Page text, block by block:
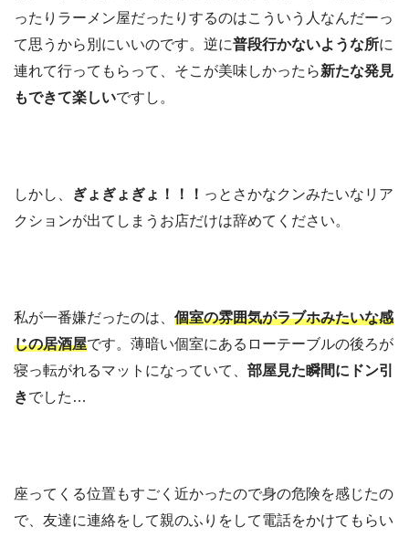
ったりラーメン屋だったりするのはこういう人なんだーっ
て思うから別にいいのです。逆に普段行かないような所に
連れて行ってもらって、そこが美味しかったら新たな発見
もできて楽しいですし。
しかし、 ぎょぎょぎょ！！！ っとさかなクンみたいなリア
クションが出てしまうお店だけは辞めてください。
私が一番嫌だったのは、 個室の雰囲気がラブホみたいな感
じの居酒屋です。薄暗い個室にあるローテーブルの後ろが
寝っ転がれるマットになっていて、 部屋見た瞬間にドン引
きでした…
座ってくる位置もすごく近かったので身の危険を感じたの
で、友達に連絡をして親のふりをして電話をかけてもらい